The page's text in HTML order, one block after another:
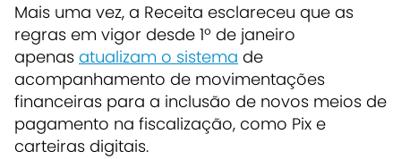
Mais uma vez, a Receita esclareceu que as
regras em vigor desde 1º de janeiro
apenas atualizam o sistema de
acompanhamento de movimentações
financeiras para a inclusão de novos meios de
pagamento na fiscalização, como Pix e
carteiras digitais.